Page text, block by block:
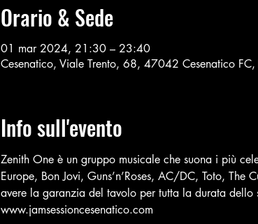
Orario & Sede
01 mar 2024, 21:30 – 23:40
Cesenatico, Viale Trento, 68, 47042 Cesenatico
Info sull'evento
Zenith One è un gruppo musicale che suona i più
Europe, Bon Jovi, Guns’n’Roses, AC/DC, Toto,
avere la garanzia del tavolo per tutta la durata
www.jamsessioncesenatico.com